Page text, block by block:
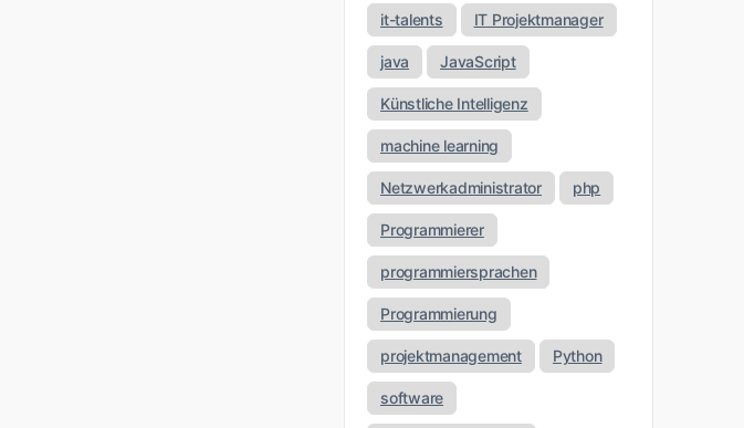
it-talents IT Projektmanager
java JavaScript
Künstliche Intelligenz
machine learning
Netzwerkadministrator php
Programmierer
programmiersprachen
Programmierung
projektmanagement Python
software